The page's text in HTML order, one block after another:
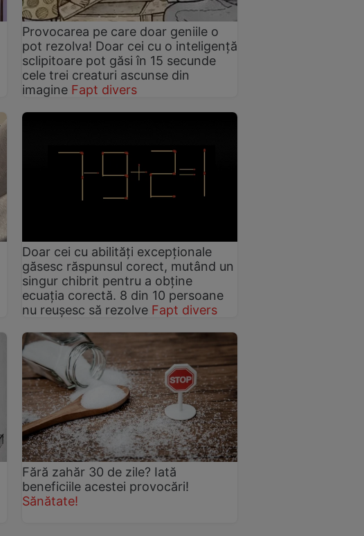
Provocarea pe care doar geniile o
pot rezolva! Doar cei cu o inteligență
sclipitoare pot găsi în 15 secunde
cele trei creaturi ascunse din
imagine Fapt divers
Doar cei cu abilități excepționale
găsesc răspunsul corect, mutând un
singur chibrit pentru a obține
ecuația corectă. 8 din 10 persoane
nu reușesc să rezolve Fapt divers
Fără zahăr 30 de zile? Iată
beneficiile acestei provocări!
Sănătate!